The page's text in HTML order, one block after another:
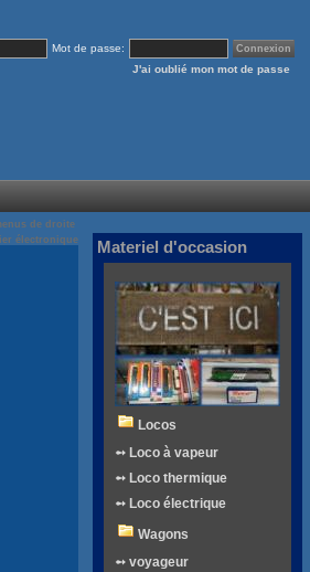
Mot de passe:
J'ai oublié mon mot de passe
de droite
électronique
Materiel d'occasion
Locos
➻ Loco à vapeur
➻ Loco thermique
➻ Loco électrique
Wagons
➻ voyageur